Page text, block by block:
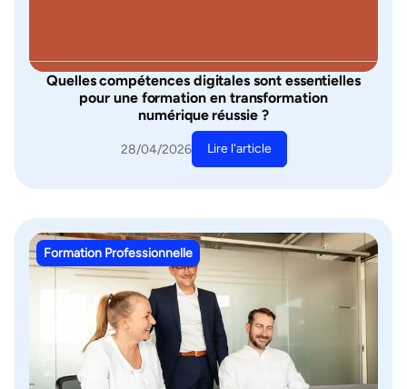
Quelles compétences digitales sont essentielles
pour une formation en transformation
numérique réussie ?
28/04/2026 Lire l'article
Formation Professionnelle